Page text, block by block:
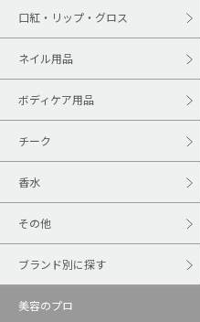
口紅・リップ・グロス
ネイル用品
ボディケア用品
チーク
香水
その他
ブランド別に探す
美容のプロ